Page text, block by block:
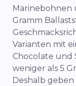
Gramm
Varianten mit
Chocolate und
weniger als 5
Deshalb